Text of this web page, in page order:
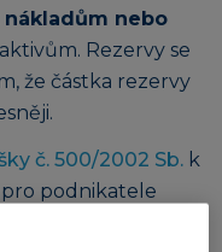
nebo
Rezervy se
že částka rezervy
č. 500/2002 Sb. k
podnikatele